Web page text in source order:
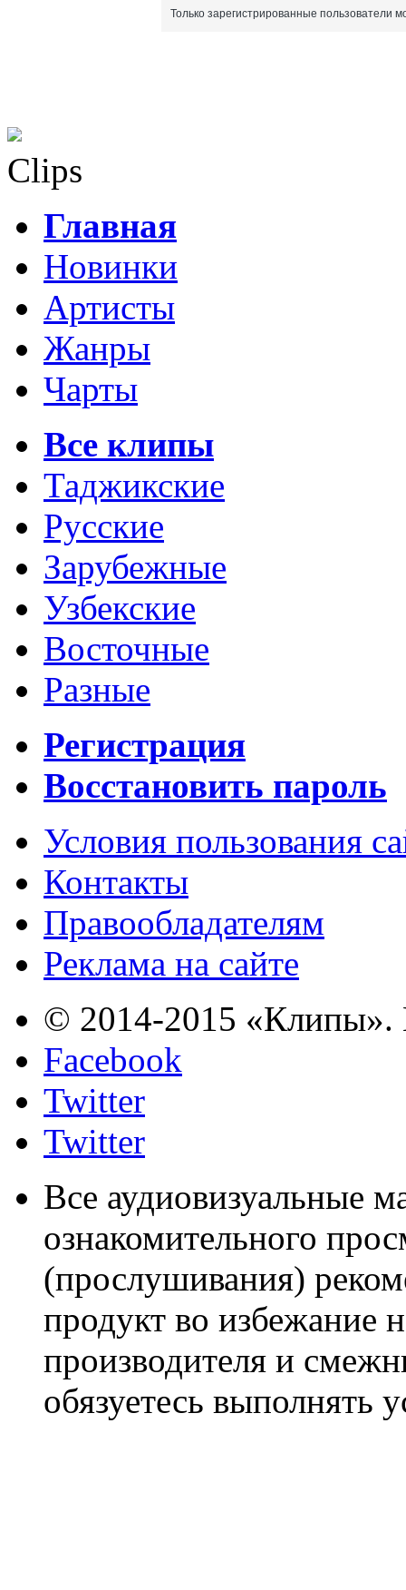
Только зарегистрированные пользователи
Clips
Главная
Новинки
Артисты
Жанры
Чарты
Все клипы
Таджикские
Русские
Зарубежные
Узбекские
Восточные
Разные
Регистрация
Восстановить пароль
Условия пользования
Контакты
Правообладателям
Реклама на сайте
© 2014-2015 «Клипы».
Facebook
Twitter
Twitter
Все аудиовизуальные
ознакомительного
(прослушивания)
продукт во избежание
производителя и
обязуетесь выполнять